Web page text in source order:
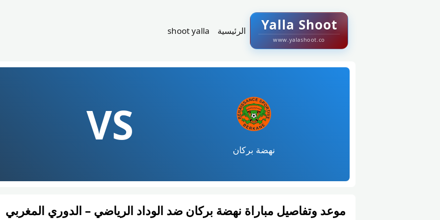
Yalla Shoot
www.yalashoot.co
الرئيسية shoot yalla
نهضة بركان VS
موعد وتفاصيل مباراة نهضة بركان ضد الوداد الرياضي – الدوري المغربي